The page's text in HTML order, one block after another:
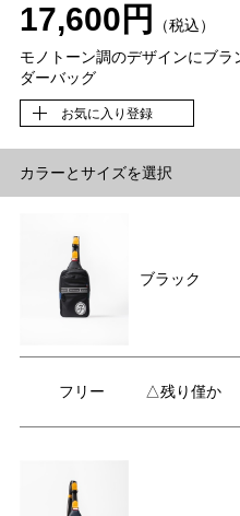
17,600円
（税込）
モノトーン調のデザインにブ
ダーバッグ
お気に入り登録
カラーとサイズを選択
ブラック
フリー △残り僅か